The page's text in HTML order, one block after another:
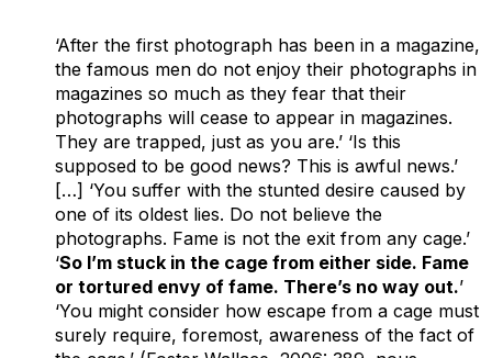
‘After the first photograph has been in a magazine,
the famous men do not enjoy their photographs in
magazines so much as they fear that their
photographs will cease to appear in magazines.
They are trapped, just as you are.’ ‘Is this
supposed to be good news? This is awful news.’
[…] ‘You suffer with the stunted desire caused by
one of its oldest lies. Do not believe the
photographs. Fame is not the exit from any cage.’
‘So I’m stuck in the cage from either side. Fame
or tortured envy of fame. There’s no way out.’
‘You might consider how escape from a cage must
surely require, foremost, awareness of the fact of